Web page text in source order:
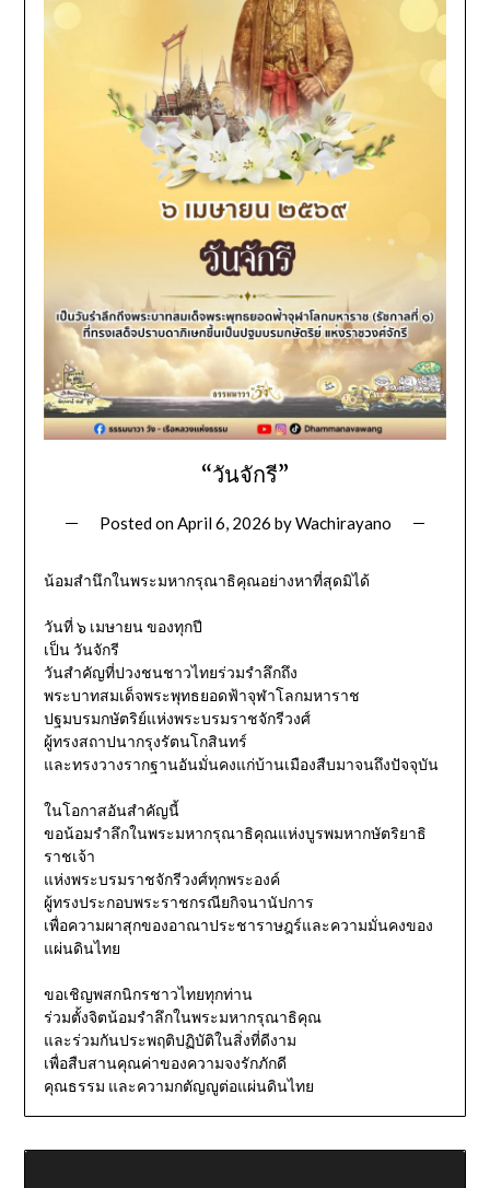
“วันจักรี”
Posted onApril 6, 2026 byWachirayano
น้อมสำนึกในพระมหากรุณาธิคุณอย่างหาที่สุดมิได้
วันที่ ๖ เมษายน ของทุกปี
เป็น วันจักรี
วันสำคัญที่ปวงชนชาวไทยร่วมรำลึกถึง
พระบาทสมเด็จพระพุทธยอดฟ้าจุฬาโลกมหาราช
ปฐมบรมกษัตริย์แห่งพระบรมราชจักรีวงศ์
ผู้ทรงสถาปนากรุงรัตนโกสินทร์
และทรงวางรากฐานอันมั่นคงแก่บ้านเมืองสืบมาจนถึงปัจจุบัน
ในโอกาสอันสำคัญนี้
ขอน้อมรำลึกในพระมหากรุณาธิคุณแห่งบูรพมหากษัตริยาธิ
ราชเจ้า
แห่งพระบรมราชจักรีวงศ์ทุกพระองค์
ผู้ทรงประกอบพระราชกรณียกิจนานัปการ
เพื่อความผาสุกของอาณาประชาราษฎร์และความมั่นคงของ
แผ่นดินไทย
ขอเชิญพสกนิกรชาวไทยทุกท่าน
ร่วมตั้งจิตน้อมรำลึกในพระมหากรุณาธิคุณ
และร่วมกันประพฤติปฏิบัติในสิ่งที่ดีงาม
เพื่อสืบสานคุณค่าของความจงรักภักดี
คุณธรรม และความกตัญญูต่อแผ่นดินไทย